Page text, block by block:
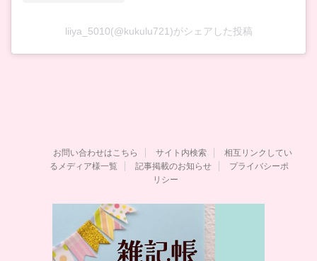
liiya_5010(@kukulu721)がシェアした投稿
お問い合わせはこちら サイト内検索
相互リンクしてい
るメディア様一覧
記事掲載のお知らせ
プライバシーポ
リシー